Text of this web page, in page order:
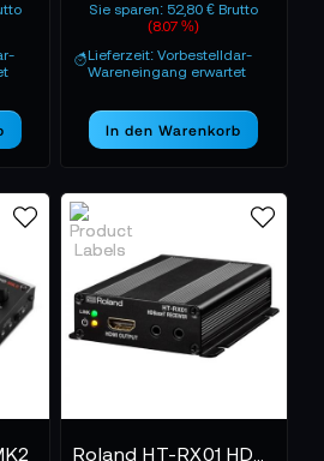
Sie sparen: 52,80 € Brutto
(8.07 %)
Lieferzeit: Vorbestelldar-
Wareneingang erwartet
In den Warenkorb